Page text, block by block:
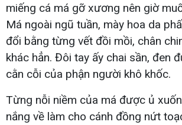
miếng cá má gỡ xương nên giờ
Má ngoài ngũ tuần, mày hoa da
đổi bằng từng vết đồi mồi, chân
khác hẳn. Đôi tay ấy chai sần, đen
cằn cỗi của phận người khô khốc.
Từng nỗi niềm của má được ủ
nắng về làm cho cánh đồng nứt